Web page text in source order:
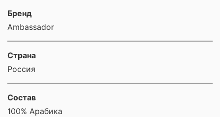
Бренд
Ambassador
Страна
Россия
Состав
100% Арабика